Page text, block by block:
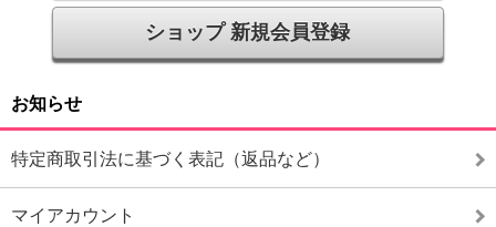
ショップ 新規会員登録
お知らせ
特定商取引法に基づく表記（返品など）
マイアカウント